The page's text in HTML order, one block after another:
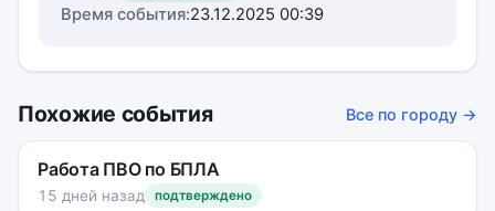
Время события:23.12.2025 00:39
Похожие события Все по городу →
Работа ПВО по БПЛА
15 дней назад подтверждено